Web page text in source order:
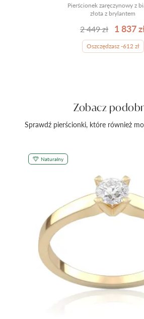
Pierścionek zaręczynowy z
złota z brylantem
2 449 zł 1 837
Oszczędzasz -612 zł
Zobacz
Sprawdź pierścionki, które również
Naturalny